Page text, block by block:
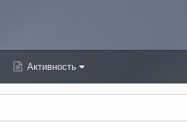
Активность